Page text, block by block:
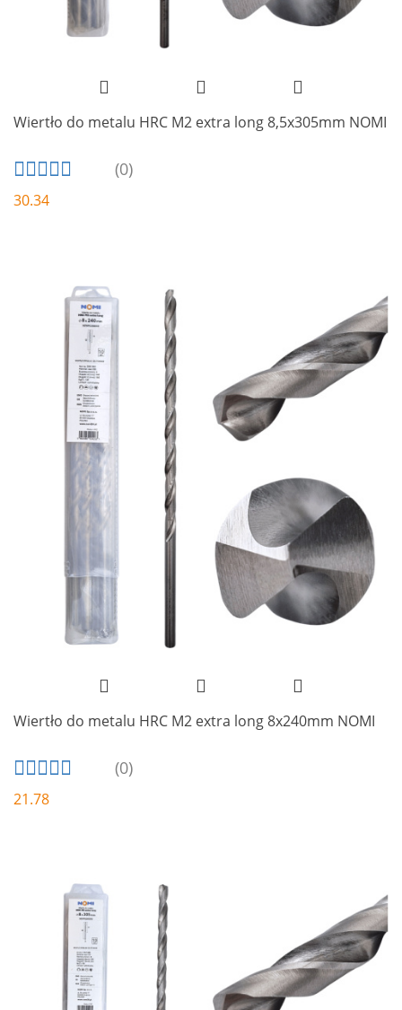
Wiertło do metalu HRC M2 extra long 8,5x305mm NOMI
(0)
30.34
Wiertło do metalu HRC M2 extra long 8x240mm NOMI
(0)
21.78